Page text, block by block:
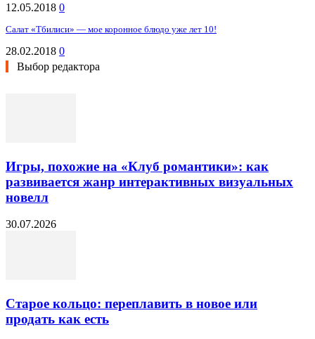
12.05.2018 0
Салат «Тбилиси» — мое коронное блюдо уже лет 10!
28.02.2018 0
Выбор редактора
Игры, похожие на «Клуб романтики»: как
развивается жанр интерактивных визуальных
новелл
30.07.2026
Старое кольцо: переплавить в новое или
продать как есть